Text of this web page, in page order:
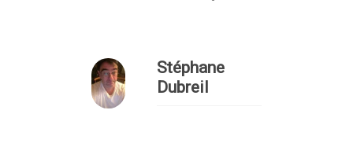
Stéphane
Dubreil